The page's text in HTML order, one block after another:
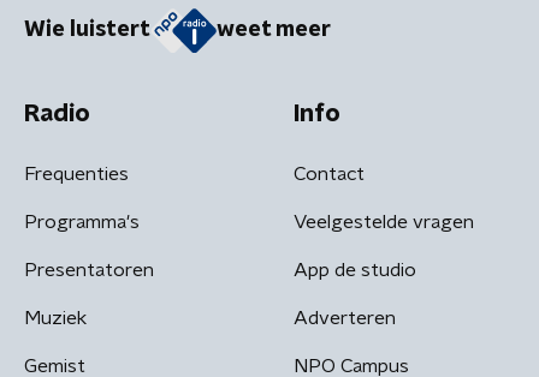
Wie luistert weet meer
Radio
Frequenties
Programma's
Presentatoren
Muziek
Gemist
Info
Contact
Veelgestelde vragen
App de studio
Adverteren
NPO Campus